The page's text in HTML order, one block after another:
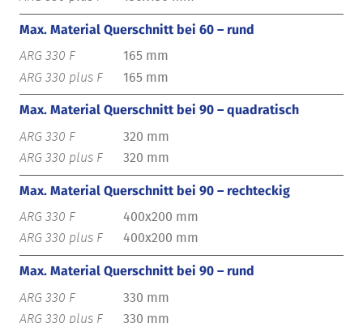
Max. Material Querschnitt bei 60 – rund
165 mm
165 mm
Max. Material Querschnitt bei 90 – quadratisch
320 mm
320 mm
Max. Material Querschnitt bei 90 – rechteckig
400x200 mm
400x200 mm
Max. Material Querschnitt bei 90 – rund
330 mm
330 mm